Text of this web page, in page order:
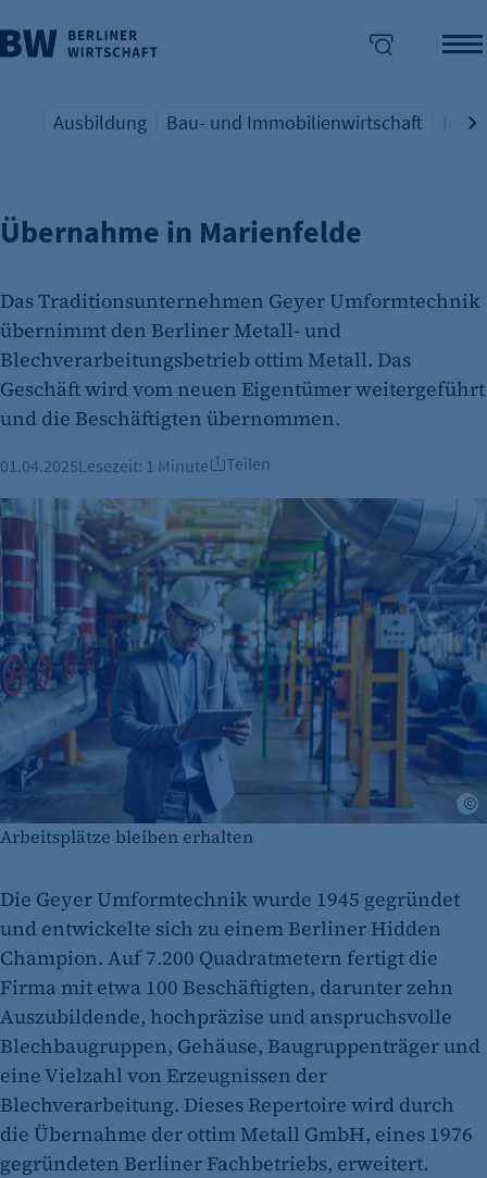
überspringen
Übersicht Schlagwort
Ausbildung
Übersicht Schlagwort
Bau- und Immobilienwirtschaft
BRANCHEN INDUSTRIE
Übernahme in Marienfelde
Das Traditionsunternehmen Geyer Umformtechnik
übernimmt den Berliner Metall- und
Blechverarbeitungsbetrieb ottim Metall. Das
Geschäft wird vom neuen Eigentümer weitergeführt
und die Beschäftigten übernommen.
01.04.2025Lesezeit: 1 Minute Teilen
Arbeitsplätze bleiben erhalten
Die Geyer Umformtechnik wurde 1945 gegründet
und entwickelte sich zu einem Berliner Hidden
Champion. Auf 7.200 Quadratmetern fertigt die
Firma mit etwa 100 Beschäftigten, darunter zehn
Auszubildende, hochpräzise und anspruchsvolle
Blechbaugruppen, Gehäuse, Baugruppenträger und
eine Vielzahl von Erzeugnissen der
Blechverarbeitung. Dieses Repertoire wird durch
die Übernahme der ottim Metall GmbH, eines 1976
gegründeten Berliner Fachbetriebs, erweitert.